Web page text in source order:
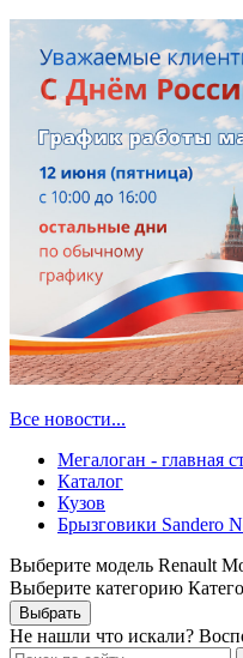
Все новости...
Мегалоган - главная
Каталог
Кузов
Брызговики Sandero
Выберите модель Renault
Выберите категорию
Не нашли что искали?